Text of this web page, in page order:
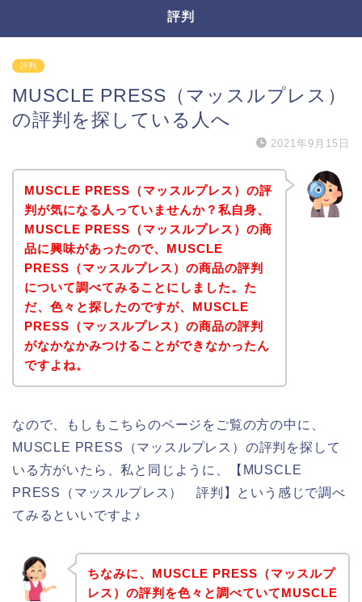
評判
評判
MUSCLE PRESS（マッスルプレス）
の評判を探している人へ
2021年9月15日
MUSCLE PRESS（マッスルプレス）の評
判が気になる人っていませんか？私自身、
MUSCLE PRESS（マッスルプレス）の商
品に興味があったので、MUSCLE
PRESS（マッスルプレス）の商品の評判
について調べてみることにしました。た
だ、色々と探したのですが、MUSCLE
PRESS（マッスルプレス）の商品の評判
がなかなかみつけることができなかったん
ですよね。
なので、もしもこちらのページをご覧の方の中に、
MUSCLE PRESS（マッスルプレス）の評判を探して
いる方がいたら、私と同じように、【MUSCLE
PRESS（マッスルプレス） 評判】という感じで調べ
てみるといいですよ♪
ちなみに、MUSCLE PRESS（マッスルプ
レス）の評判を色々と調べていてMUSCLE